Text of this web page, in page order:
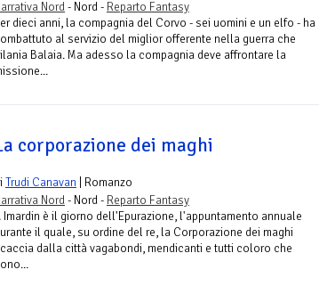
Nord- Nord - Reparto Fantasy
dieci anni, la compagnia del Corvo - sei uomini e un elfo - ha
al servizio del miglior offerente nella guerra che
Balaia. Ma adesso la compagnia deve affrontare la
corporazione dei maghi
Trudi Canavan | Romanzo
Nord- Nord - Reparto Fantasy
Imardin è il giorno dell'Epurazione, l'appuntamento annuale
il quale, su ordine del re, la Corporazione dei maghi
dalla città vagabondi, mendicanti e tutti coloro che